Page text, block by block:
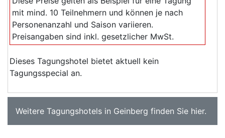
mit mind. 10 Teilnehmern und können je nach
Personenanzahl und Saison variieren.
Preisangaben sind inkl. gesetzlicher MwSt.
Dieses Tagungshotel bietet aktuell kein
Tagungsspecial an.
Weitere Tagungshotels in Geinberg finden Sie hier.